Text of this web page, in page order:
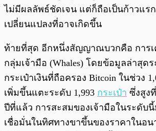
ไม่มีผลลัพธ์ชัดเจน แต่ก็ถือเป็นก้าวแร
เปลี่ยนแปลงที่อาจเกิดขึ้น
ท้ายที่สุด อีกหนึ่งสัญญาณบวกคือ การเ
กลุ่มเจ้ามือ (Whales) โดยข้อมูลล่าสุด
กระเป๋าเงินที่ถือครอง Bitcoin ในช่วง
เพิ่มขึ้นแตะระดับ 1,993 กระเป๋า ซึ่งสูง
ปีที่แล้ว การสะสมของเจ้ามือในระดับ
เชื่อมั่นในทิศทางขาขึ้นของราคาในอ